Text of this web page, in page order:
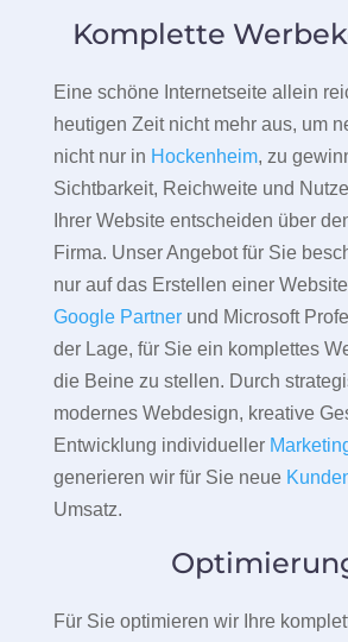
Komplette
Eine schöne Internetseite allein
heutigen Zeit nicht mehr aus, um
nicht nur in Hockenheim, zu
Sichtbarkeit, Reichweite und
Ihrer Website entscheiden über
Firma. Unser Angebot für Sie
nur auf das Erstellen einer
Google Partnerund Microsoft
der Lage, für Sie ein komplettes
die Beine zu stellen. Durch
modernes Webdesign, kreative
Entwicklung individueller
generieren wir für Sie neue
Umsatz.
Für Sie optimieren wir Ihre